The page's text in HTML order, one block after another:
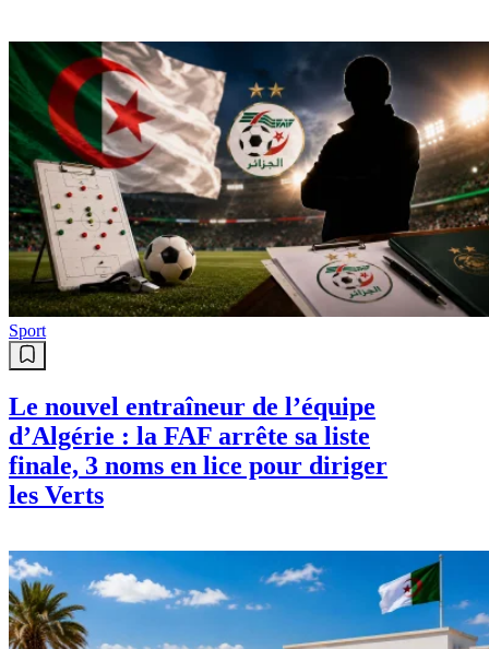
Sport
Le nouvel entraîneur de l’équipe
d’Algérie : la FAF arrête sa liste
finale, 3 noms en lice pour diriger
les Verts